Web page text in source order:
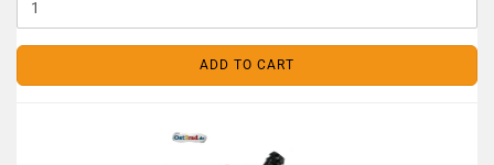
ADD TO CART